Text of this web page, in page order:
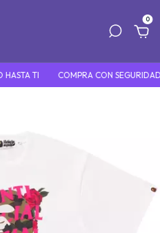
0
HASTA TI COMPRA CON